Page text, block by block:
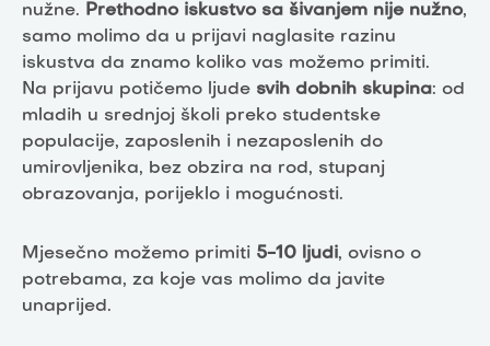
nužne. Prethodno iskustvo sa šivanjem nije nužno,
samo molimo da u prijavi naglasite razinu
iskustva da znamo koliko vas možemo primiti.
Na prijavu potičemo ljude svih dobnih skupina: od
mladih u srednjoj školi preko studentske
populacije, zaposlenih i nezaposlenih do
umirovljenika, bez obzira na rod, stupanj
obrazovanja, porijeklo i mogućnosti.
Mjesečno možemo primiti 5-10 ljudi, ovisno o
potrebama, za koje vas molimo da javite
unaprijed.